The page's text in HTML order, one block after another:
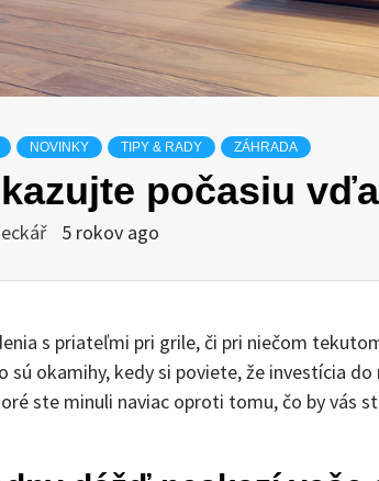
NOVINKY TIPY & RADY ZÁHRADA
počasiu
5 rokov ago
s priateľmi pri grile, či pri niečom
sú okamihy, kedy si poviete, že investícia
ste minuli naviac oproti tomu, čo by vás